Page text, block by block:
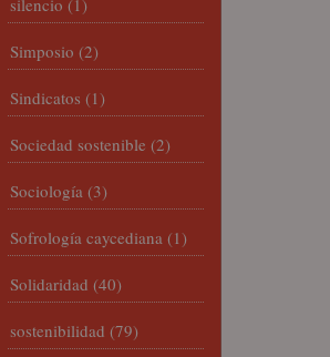
silencio (1)
Simposio (2)
Sindicatos (1)
Sociedad sostenible (2)
Sociología (3)
Sofrología caycediana (1)
Solidaridad (40)
sostenibilidad (79)